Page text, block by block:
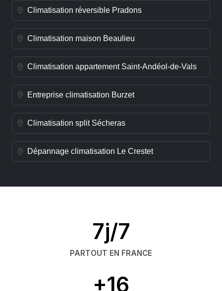
Climatisation réversible Pradons
Climatisation maison Beaulieu
Climatisation appartement Saint-Andéol-de-Vals
Entreprise climatisation Burzet
Climatisation split Sécheras
Dépannage climatisation Le Crestet
7j/7
PARTOUT EN FRANCE
+16